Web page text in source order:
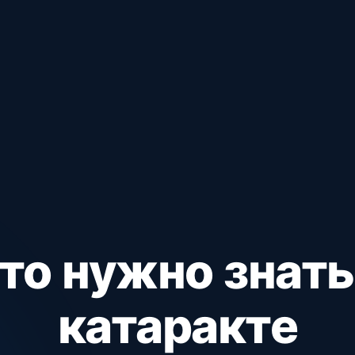
нужно
катаракте